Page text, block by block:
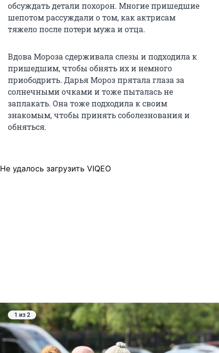
обсуждать детали похорон. Многие пришедшие
шепотом рассуждали о том, как актрисам
тяжело после потери мужа и отца.
Вдова Мороза сдерживала слезы и подходила к
пришедшим, чтобы обнять их и немного
приободрить. Дарья Мороз прятала глаза за
солнечными очками и тоже пыталась не
заплакать. Она тоже подходила к своим
знакомым, чтобы принять соболезнования и
обняться.
Не удалось загрузить VIQEO
1 из 2